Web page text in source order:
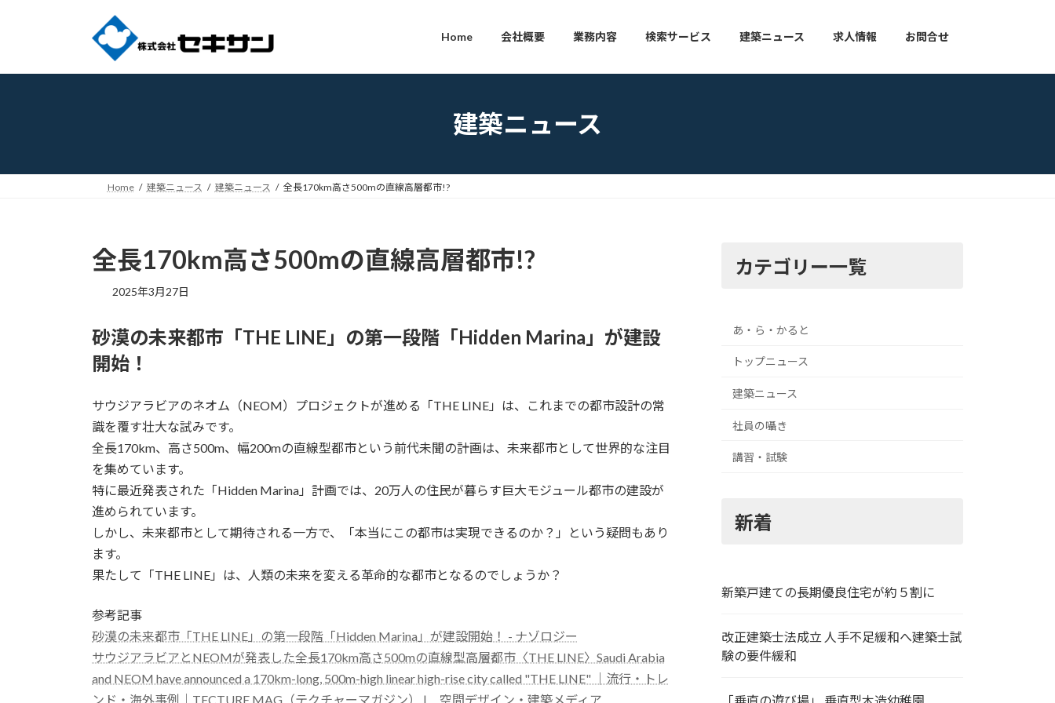
プ
動
Home 会社概要 業務内容 検索サービス 建築ニュース 求人情報 お問合せ
建築ニュース
Home 建築ニュース 建築ニュース 全長170km高さ500mの直線高層都市!?
全長170km高さ500mの直線高層都市!?
2025年3月27日
砂漠の未来都市「THE LINE」の第一段階「Hidden Marina」が建設
開始！
サウジアラビアのネオム（NEOM）プロジェクトが進める「THE LINE」は、これまでの都市設計の常
識を覆す壮大な試みです。
全長170km、高さ500m、幅200mの直線型都市という前代未聞の計画は、未来都市として世界的な注目
を集めています。
特に最近発表された「Hidden Marina」計画では、20万人の住民が暮らす巨大モジュール都市の建設が
進められています。
しかし、未来都市として期待される一方で、「本当にこの都市は実現できるのか？」という疑問もあり
ます。
果たして「THE LINE」は、人類の未来を変える革命的な都市となるのでしょうか？
参考記事
砂漠の未来都市「THE LINE」の第一段階「Hidden Marina」が建設開始！ - ナゾロジー
サウジアラビアとNEOMが発表した全長170km高さ500mの直線型高層都市〈THE LINE〉Saudi Arabia
and NEOM have announced a 170km-long, 500m-high linear high-rise city called "THE LINE" ｜流行・トレ
ンド・海外事例｜TECTURE MAG（テクチャーマガジン） | 空間デザイン・建築メディア
カテゴリー一覧
あ・ら・かると
トップニュース
建築ニュース
社員の囁き
講習・試験
新着
新築戸建ての長期優良住宅が約５割に
改正建築士法成立 人手不足緩和へ建築士試
験の要件緩和